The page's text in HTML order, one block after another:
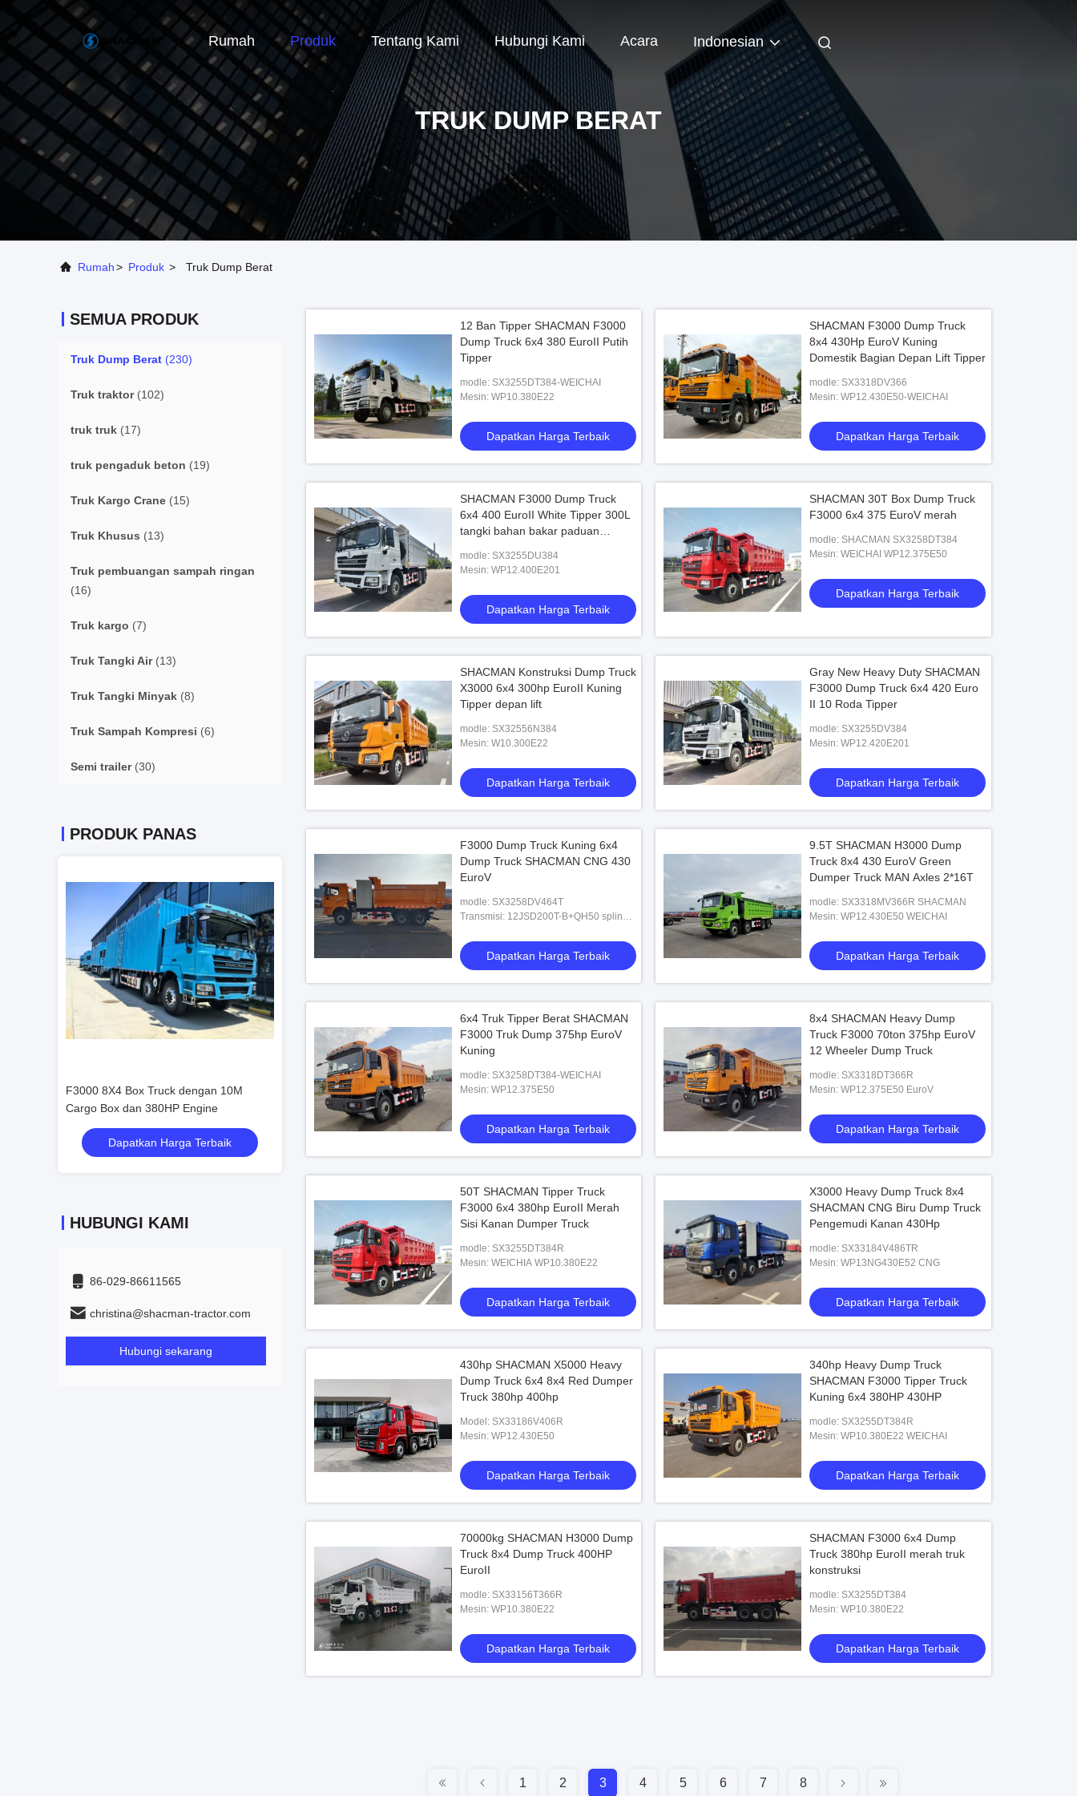
Rumah Produk Tentang Kami Hubungi Kami Acara Indonesian
TRUK DUMP BERAT
Rumah> Produk > Truk Dump Berat
SEMUA PRODUK
Truk Dump Berat (230)
Truk traktor(102)
truk truk (17)
truk pengaduk beton (19)
Truk Kargo Crane (15)
Truk Khusus (13)
Truk pembuangan sampah ringan
(16)
Truk kargo (7)
Truk Tangki Air(13)
Truk Tangki Minyak (8)
Truk Sampah Kompresi (6)
Semi trailer(30)
PRODUK PANAS
F3000 8X4 Box Truck dengan 10M
Cargo Box dan 380HP Engine
Dapatkan Harga Terbaik
F3000 8X4 Box Truck dengan 10M
Cargo Box dan 380HP Engine
HUBUNGI KAMI
86-029-86611565
christina@shacman-tractor.com
Hubungi sekarang
12 Ban Tipper SHACMAN F3000
Dump Truck 6x4 380 EuroII Putih
Tipper
modle: SX3255DT384-WEICHAI
Mesin: WP10.380E22
Dapatkan Harga Terbaik
SHACMAN F3000 Dump Truck
8x4 430Hp EuroV Kuning
Domestik Bagian Depan Lift Tipper
modle: SX3318DV366
Mesin: WP12.430E50-WEICHAI
Dapatkan Harga Terbaik
SHACMAN F3000 Dump Truck
6x4 400 EuroII White Tipper 300L
tangki bahan bakar paduan
modle: SX3255DU384
Mesin: WP12.400E201
Dapatkan Harga Terbaik
SHACMAN 30T Box Dump Truck
F3000 6x4 375 EuroV merah
modle: SHACMAN SX3258DT384
Mesin: WEICHAI WP12.375E50
Dapatkan Harga Terbaik
SHACMAN Konstruksi Dump Truck
X3000 6x4 300hp EuroII Kuning
Tipper depan lift
modle: SX32556N384
Mesin: W10.300E22
Dapatkan Harga Terbaik
Gray New Heavy Duty SHACMAN
F3000 Dump Truck 6x4 420 Euro
II 10 Roda Tipper
modle: SX3255DV384
Mesin: WP12.420E201
Dapatkan Harga Terbaik
F3000 Dump Truck Kuning 6x4
Dump Truck SHACMAN CNG 430
EuroV
modle: SX3258DV464T
Transmisi: 12JSD200T-B+QH50 spline,
Dapatkan Harga Terbaik
9.5T SHACMAN H3000 Dump
Truck 8x4 430 EuroV Green
Dumper Truck MAN Axles 2*16T
modle: SX3318MV366R SHACMAN
Mesin: WP12.430E50 WEICHAI
Dapatkan Harga Terbaik
6x4 Truk Tipper Berat SHACMAN
F3000 Truk Dump 375hp EuroV
Kuning
modle: SX3258DT384-WEICHAI
Mesin: WP12.375E50
Dapatkan Harga Terbaik
8x4 SHACMAN Heavy Dump
Truck F3000 70ton 375hp EuroV
12 Wheeler Dump Truck
modle: SX3318DT366R
Mesin: WP12.375E50 EuroV
Dapatkan Harga Terbaik
50T SHACMAN Tipper Truck
F3000 6x4 380hp EuroII Merah
Sisi Kanan Dumper Truck
modle: SX3255DT384R
Mesin: WEICHIA WP10.380E22
Dapatkan Harga Terbaik
X3000 Heavy Dump Truck 8x4
SHACMAN CNG Biru Dump Truck
Pengemudi Kanan 430Hp
modle: SX33184V486TR
Mesin: WP13NG430E52 CNG
Dapatkan Harga Terbaik
430hp SHACMAN X5000 Heavy
Dump Truck 6x4 8x4 Red Dumper
Truck 380hp 400hp
Model: SX33186V406R
Mesin: WP12.430E50
Dapatkan Harga Terbaik
340hp Heavy Dump Truck
SHACMAN F3000 Tipper Truck
Kuning 6x4 380HP 430HP
modle: SX3255DT384R
Mesin: WP10.380E22 WEICHAI
Dapatkan Harga Terbaik
70000kg SHACMAN H3000 Dump
Truck 8x4 Dump Truck 400HP
EuroII
modle: SX33156T366R
Mesin: WP10.380E22
Dapatkan Harga Terbaik
SHACMAN F3000 6x4 Dump
Truck 380hp EuroII merah truk
konstruksi
modle: SX3255DT384
Mesin: WP10.380E22
Dapatkan Harga Terbaik
1 2 3 4 5 6 7 8